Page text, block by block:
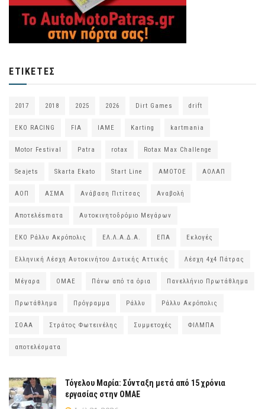
ΕΤΙΚΈΤΕΣ
2017 2018 2025 2026 Dirt Games drift
EKO RACING FIA IAME Karting kartmania
Motor Festival Patra rotax Rotax Max Challenge
Seajets Skarta Ekato Start Line ΑΜΟΤΟΕ ΑΟΛΑΠ
ΑΟΠ ΑΣΜΑ Ανάβαση Πιτίτσας Αναβολή
Αποτελέsmατα Αυτοκινητοδρόμιο Μεγάρων
ΕΚΟ Ράλλυ Ακρόπολις ΕΛ.Λ.Α.Δ.Α. ΕΠΑ Εκλογές
Ελληνική Λέσχη Αυτοκινήτου Δυτικής Αττικής Λέσχη 4χ4 Πάτρας
Μέγαρα ΟΜΑΕ Πάνω από τα όρια Πανελλήνιο Πρωτάθλημα
Πρωτάθλημα Πρόγραμμα Ράλλυ Ράλλυ Ακρόπολις
ΣΟΑΑ Στράτος Φωτεινέλης Συμμετοχές ΦΙΛΜΠΑ
αποτελέσματα
Τόγελου Μαρία: Σύνταξη μετά από 15 χρόνια
εργασίας στην ΟΜΑΕ